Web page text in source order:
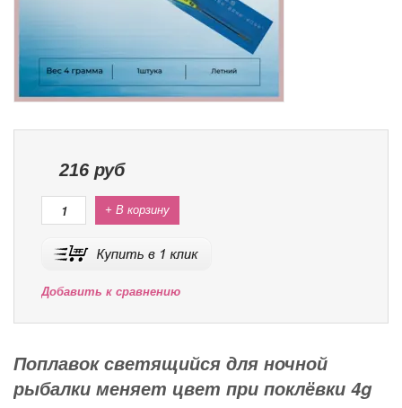
216 руб
+ В корзину
Добавить к сравнению
Поплавок светящийся для ночной
рыбалки меняет цвет при поклёвки 4g